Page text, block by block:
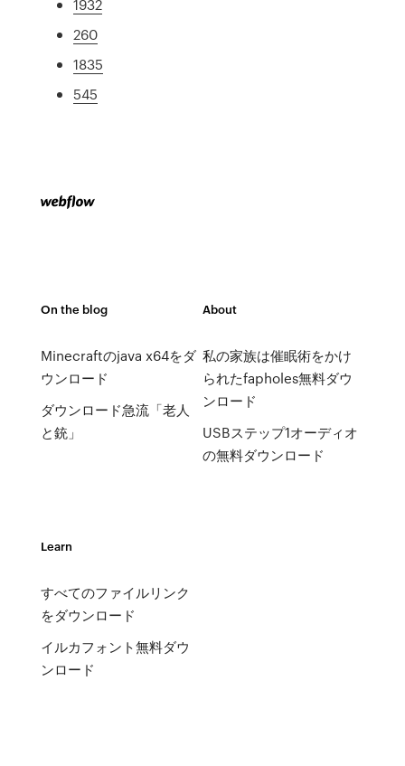
1932
260
1835
545
On the blog
Minecraftのjava x64をダ
ウンロード
ダウンロード急流「老人
と銃」
About
私の家族は催眠術をかけ
られたfapholes無料ダウ
ンロード
USBステップ1オーディオ
の無料ダウンロード
Learn
すべてのファイルリンク
をダウンロード
イルカフォント無料ダウ
ンロード